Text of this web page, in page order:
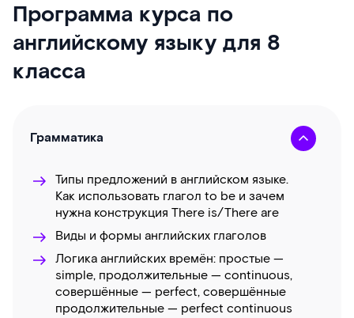
Программа курса по
английскому языку для 8
класса
Грамматика
Типы предложений в английском языке.
Как использовать глагол to be и зачем
нужна конструкция There is/There are
Виды и формы английских глаголов
Логика английских времён: простые —
simple, продолжительные — continuous,
совершённые — perfect, совершённые
продолжительные — perfect continuous